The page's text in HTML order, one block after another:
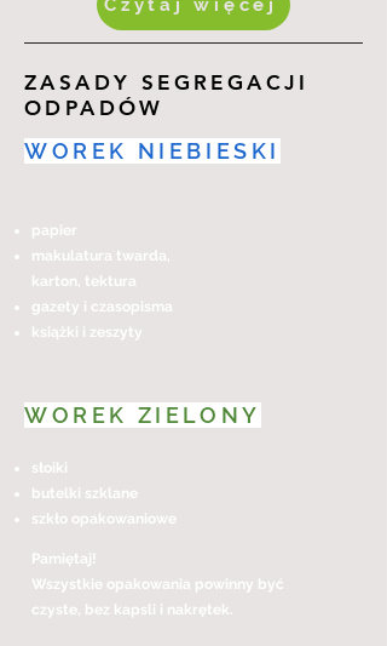
Czytaj więcej
ZASADY SEGREGACJI
ODPADÓW
WOREK NIEBIESKI
papier
makulatura twarda,
karton, tektura
gazety i czasopisma
książki i zeszyty
WOREK ZIELONY
słoiki
butelki szklane
szkło opakowaniowe
Pamiętaj!
Wszystkie opakowania powinny być
czyste, bez kapsli i nakrętek.